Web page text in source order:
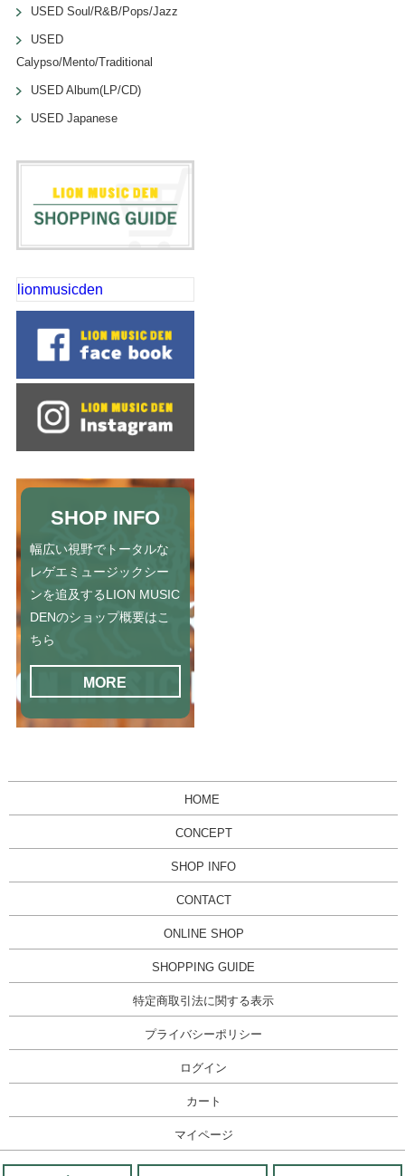
USED Soul/R&B/Pops/Jazz
USED
Calypso/Mento/Traditional
USED Album(LP/CD)
USED Japanese
lionmusicden
SHOP INFO
幅広い視野でトータルな
レゲエミュージックシー
ンを追及するLION MUSIC
DENのショップ概要はこ
ちら
MORE
HOME
CONCEPT
SHOP INFO
CONTACT
ONLINE SHOP
SHOPPING GUIDE
特定商取引法に関する表示
プライバシーポリシー
ログイン
カート
マイページ